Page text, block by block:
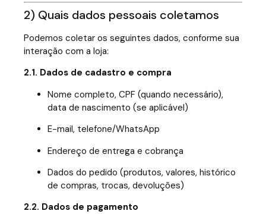
2) Quais dados pessoais coletamos
Podemos coletar os seguintes dados, conforme sua
interação com a loja:
2.1. Dados de cadastro e compra
Nome completo, CPF (quando necessário),
data de nascimento (se aplicável)
E-mail, telefone/WhatsApp
Endereço de entrega e cobrança
Dados do pedido (produtos, valores, histórico
de compras, trocas, devoluções)
2.2. Dados de pagamento